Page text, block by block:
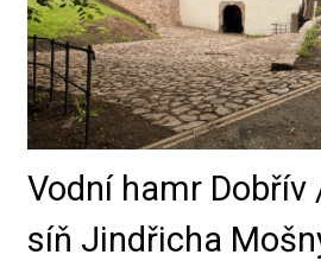
Vodní hamr
síň Jindřicha